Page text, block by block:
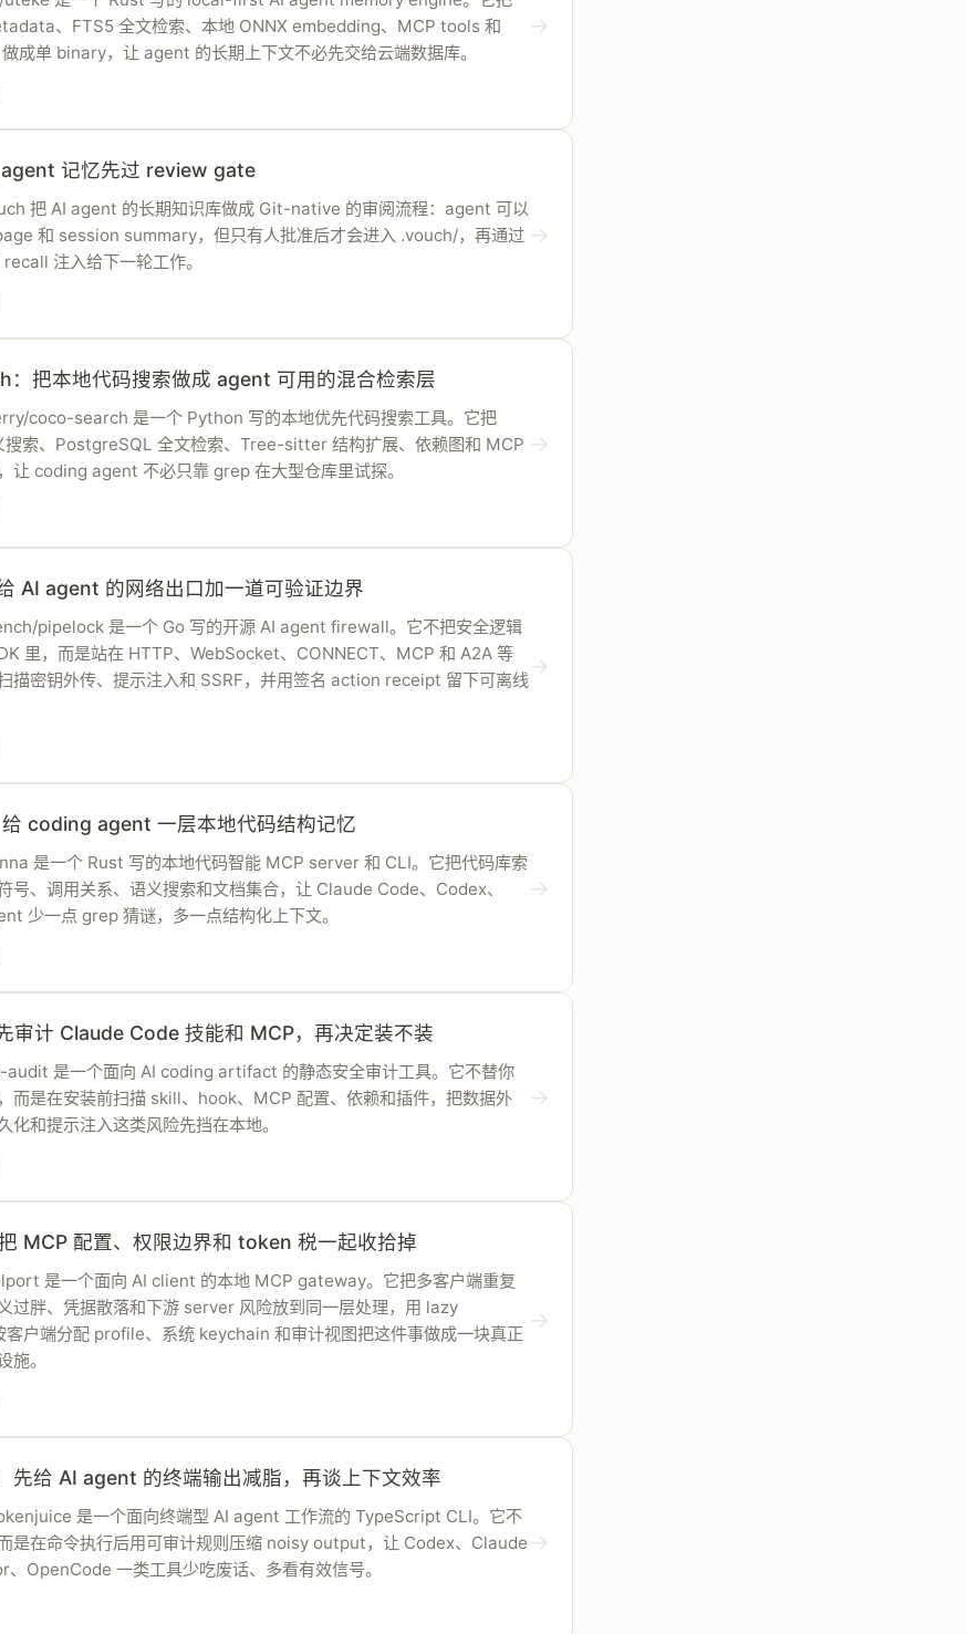
、FTS5 全文检索、本地 ONNX embedding、MCP tools 和
成单 binary，让 agent 的长期上下文不必先交给云端数据库。
→
记忆先过 review gate
把 AI agent 的长期知识库做成 Git-native 的审阅流程：agent 可以
和 session summary，但只有人批准后才会进入 .vouch/，再通过
注入给下一轮工作。
→
：把本地代码搜索做成 agent 可用的混合检索层
coco-search 是一个 Python 写的本地优先代码搜索工具。它把
索、PostgreSQL 全文检索、Tree-sitter 结构扩展、依赖图和 MCP
让 coding agent 不必只靠 grep 在大型仓库里试探。
→
AI agent 的网络出口加一道可验证边界
pipelock 是一个 Go 写的开源 AI agent firewall。它不把安全逻辑
里，而是站在 HTTP、WebSocket、CONNECT、MCP 和 A2A 等
描密钥外传、提示注入和 SSRF，并用签名 action receipt 留下可离线
→
coding agent 一层本地代码结构记忆
是一个 Rust 写的本地代码智能 MCP server 和 CLI。它把代码库索
号、调用关系、语义搜索和文档集合，让 Claude Code、Codex、
少一点 grep 猜谜，多一点结构化上下文。
→
审计 Claude Code 技能和 MCP，再决定装不装
是一个面向 AI coding artifact 的静态安全审计工具。它不替你
而是在安装前扫描 skill、hook、MCP 配置、依赖和插件，把数据外
化和提示注入这类风险先挡在本地。
→
MCP 配置、权限边界和 token 税一起收拾掉
是一个面向 AI client 的本地 MCP gateway。它把多客户端重复
过胖、凭据散落和下游 server 风险放到同一层处理，用 lazy
户端分配 profile、系统 keychain 和审计视图把这件事做成一块真正
施。
→
先给 AI agent 的终端输出减脂，再谈上下文效率
是一个面向终端型 AI agent 工作流的 TypeScript CLI。它不
是在命令执行后用可审计规则压缩 noisy output，让 Codex、Claude
OpenCode 一类工具少吃废话、多看有效信号。
→